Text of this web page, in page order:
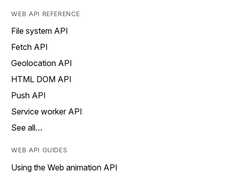
WEB API REFERENCE
File system API
Fetch API
Geolocation API
HTML DOM API
Push API
Service worker API
See all…
WEB API GUIDES
Using the Web animation API